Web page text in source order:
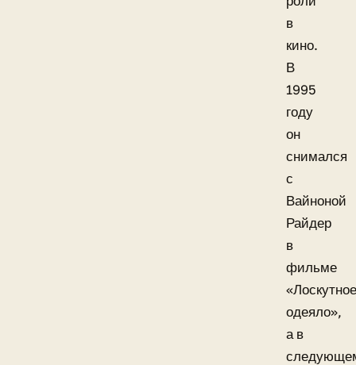
в
кино.
В
1995
году
он
снимался
с
Вайноной
Райдер
в
фильме
«Лоскутное
одеяло»,
а в